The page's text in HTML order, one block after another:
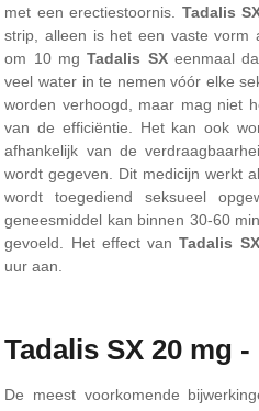
met een erectiestoornis. Tadalis
strip, alleen is het een vaste vorm
om 10 mgTadalis SXeenmaal
veel water in te nemen vóór elke
worden verhoogd, maar mag niet
van de efficiëntie. Het kan ook
afhankelijk van de
wordt gegeven. Dit medicijn werkt
wordt toegediend seksueel
geneesmiddel kan binnen 30-60
gevoeld. Het effect vanTadalis
uur aan.
Tadalis SX 20 mg
De meest voorkomende